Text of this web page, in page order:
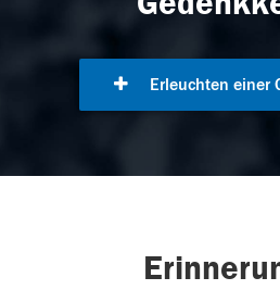
Erleuchten einer